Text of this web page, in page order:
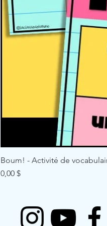
Boum! - Activité de
Price
0,00 $